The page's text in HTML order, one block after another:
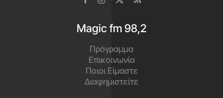
Magic fm 98,2
Πρόγραμμα
Επικοινωνία
Ποιοι Είμαστε
Διαφημιστείτε